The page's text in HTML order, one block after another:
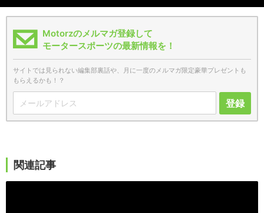
Motorzのメルマガ登録して
モータースポーツの最新情報を！
サイトでは見られない編集部裏話や、月に一度のメルマガ限定豪華プレゼントも
もらえるかも！？
登録
関連記事